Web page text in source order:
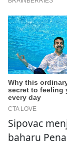
Sipovac
baharu